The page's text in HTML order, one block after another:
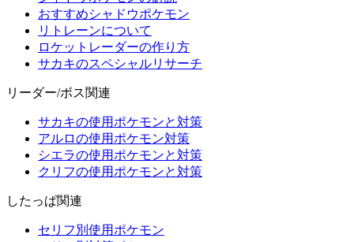
おすすめシャドウポケモン
リトレーンについて
ロケットレーダーの作り方
サカキのスペシャルリサーチ
リーダー/ボス関連
サカキの使用ポケモンと対策
アルロの使用ポケモン対策
シエラの使用ポケモンと対策
クリフの使用ポケモンと対策
したっぱ関連
セリフ別使用ポケモン